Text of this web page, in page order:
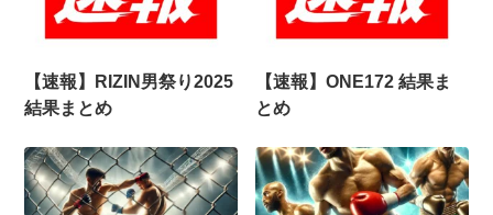
【速報】RIZIN男祭り2025
結果まとめ
【速報】ONE172 結果ま
とめ